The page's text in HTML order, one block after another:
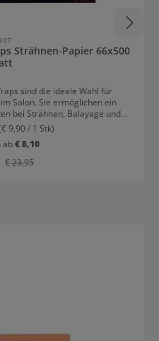
Strähnen-Papier 66x500
sind die ideale Wahl für
Salon. Sie ermöglichen ein
bei Strähnen, Balayage und
für eine gleichmäßige
Wraps optimal dem Haar an
Sie sind leicht in der
und unterstützen effiziente
9,90 / 1 Stk)
ab€ 8,10
Regulärer Preis:
€ 23,95